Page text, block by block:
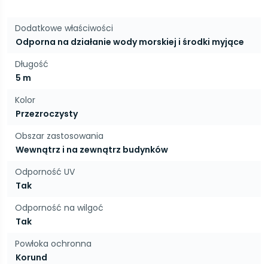
Dodatkowe właściwości
Odporna na działanie wody morskiej i środki myjące
Długość
5 m
Kolor
Przezroczysty
Obszar zastosowania
Wewnątrz i na zewnątrz budynków
Odporność UV
Tak
Odporność na wilgoć
Tak
Powłoka ochronna
Korund